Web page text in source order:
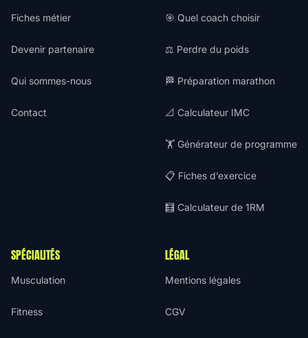
Fiches métier
Devenir partenaire
Qui sommes-nous
Contact
🎯 Quel coach choisir
⚖️ Perdre du poids
🏁 Préparation marathon
📐 Calculateur IMC
🏋️ Générateur de programme
📋 Fiches d’exercice
🧮 Calculateur de 1RM
SPÉCIALITÉS
Musculation
Fitness
LÉGAL
Mentions légales
CGV